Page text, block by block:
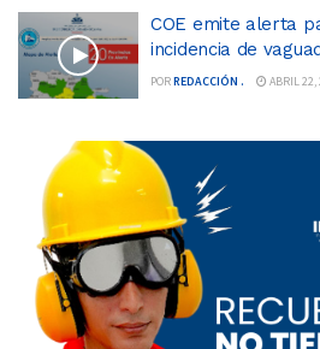
COE emite alerta
incidencia de
PORREDACCIÓN . ABRIL 22,